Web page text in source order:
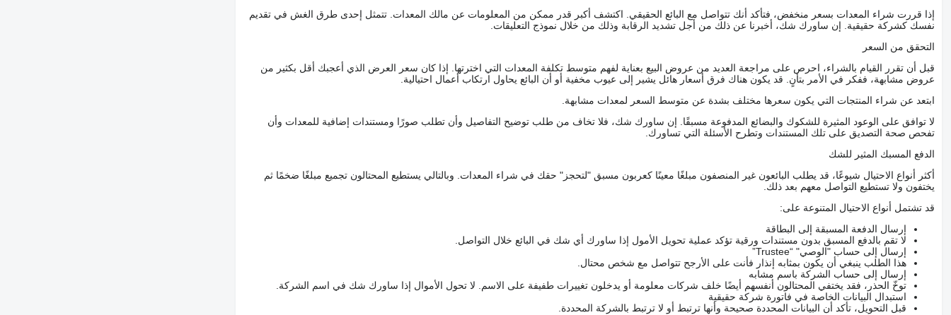
إذا قررت شراء المعدات بسعر منخفض، فتأكد أنك تتواصل مع البائع الحقيقي. اكتشف أكبر قدر ممكن من المعلومات عن مالك المعدات. تتمثل إحدى طرق الغش في تقديم
نفسك كشركة حقيقية. إن ساورك شك، أخبرنا عن ذلك من أجل تشديد الرقابة وذلك من خلال نموذج التعليقات.
التحقق من السعر
قبل أن تقرر القيام بالشراء، احرص على مراجعة العديد من عروض البيع بعناية لفهم متوسط تكلفة المعدات التي اخترتها. إذا كان سعر العرض الذي أعجبك أقل بكثير من
عروض مشابهة، ففكر في الأمر بتأنٍ. قد يكون هناك فرق أسعار هائل يشير إلى عيوب مخفية أو أن البائع يحاول ارتكاب أعمال احتيالية.
ابتعد عن شراء المنتجات التي يكون سعرها مختلف بشدة عن متوسط السعر لمعدات مشابهة.
لا توافق على الوعود المثيرة للشكوك والبضائع المدفوعة مسبقًا. إن ساورك شك، فلا تخاف من طلب توضيح التفاصيل وأن تطلب صورًا ومستندات إضافية للمعدات وأن
تفحص صحة التصديق على تلك المستندات وتطرح الأسئلة التي تساورك.
الدفع المسبك المثير للشك
أكثر أنواع الاحتيال شيوعًا، قد يطلب البائعون غير المنصفون مبلغًا معينًا كعربون مسبق "لتحجز" حقك في شراء المعدات. وبالتالي يستطيع المحتالون تجميع مبلغًا ضخمًا ثم
يختفون ولا تستطيع التواصل معهم بعد ذلك.
قد تشتمل أنواع الاحتيال المتنوعة على:
إرسال الدفعة المسبقة إلى البطاقة
لا تقم بالدفع المسبق بدون مستندات ورقية تؤكد عملية تحويل الأمول إذا ساورك أي شك في البائع خلال التواصل.
إرسال إلى حساب "الوصي" “Trustee”
هذا الطلب ينبغي أن يكون بمثابه إنذار فأنت على الأرجح تتواصل مع شخص محتال.
إرسال إلى حساب الشركة باسم مشابه
توخّ الحذر، فقد يختفي المحتالون أنفسهم أيضًا خلف شركات معلومة أو يدخلون تغييرات طفيفة على الاسم. لا تحول الأموال إذا ساورك شك في اسم الشركة.
استبدال البيانات الخاصة في فاتورة شركة حقيقية
قبل التحويل، تأكد أن البيانات المحددة صحيحة وأنها ترتبط أو لا ترتبط بالشركة المحددة.